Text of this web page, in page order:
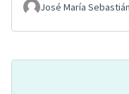
José María